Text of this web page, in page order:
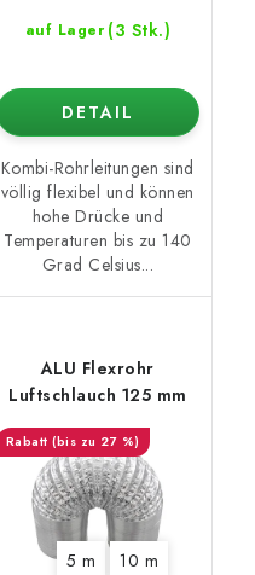
auf Lager (3 Stk.)
DETAIL
Kombi-Rohrleitungen sind
völlig flexibel und können
hohe Drücke und
Temperaturen bis zu 140
Grad Celsius...
ALU Flexrohr
Luftschlauch 125 mm
(bis zu 27 %)
5 m 10 m